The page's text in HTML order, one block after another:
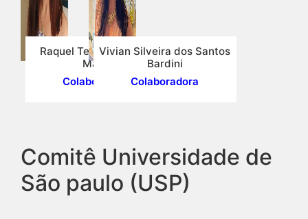
Raquel Teixeira Gomes
Magri
Colaboradora
Vivian Silveira dos Santos
Bardini
Colaboradora
Comitê Universidade de
São paulo (USP)